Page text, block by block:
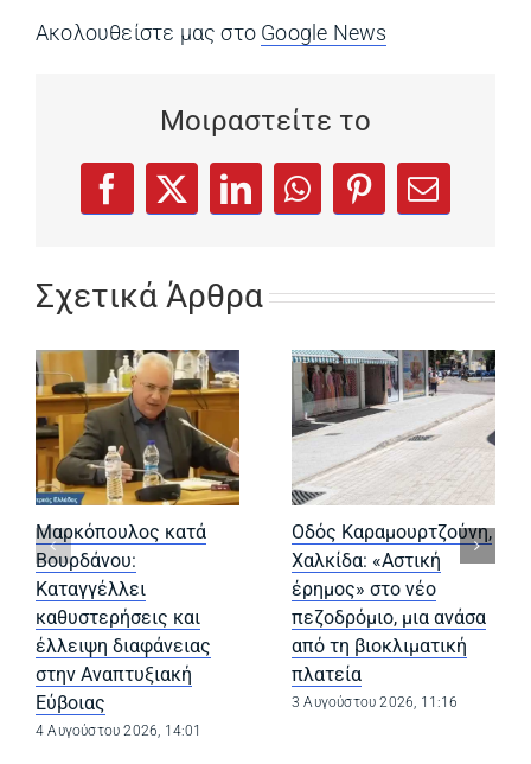
Ακολουθείστε μας στο Google News
Μοιραστείτε το
Facebook
(opens in a new tab)
X
(opens in a new tab)
LinkedIn
(opens in a new tab)
WhatsApp
(opens in a new tab)
Pinterest
(opens in a
Email
Σχετικά Άρθρα
Μαρκόπουλος κατά
Βουρδάνου:
Καταγγέλλει
καθυστερήσεις και
έλλειψη διαφάνειας
στην Αναπτυξιακή
Εύβοιας
4 Αυγούστου 2026, 14:01
Οδός Καραμουρτζούνη,
Χαλκίδα: «Αστική
έρημος» στο νέο
πεζοδρόμιο, μια ανάσα
από τη βιοκλιματική
πλατεία
3 Αυγούστου 2026, 11:16